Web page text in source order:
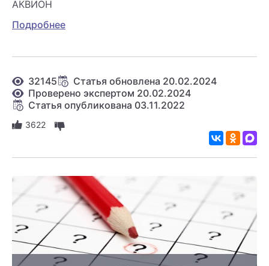
АКВИОН
Подробнее
32145
Статья обновлена 20.02.2024
Проверено экспертом 20.02.2024
Статья опубликована 03.11.2022
3622